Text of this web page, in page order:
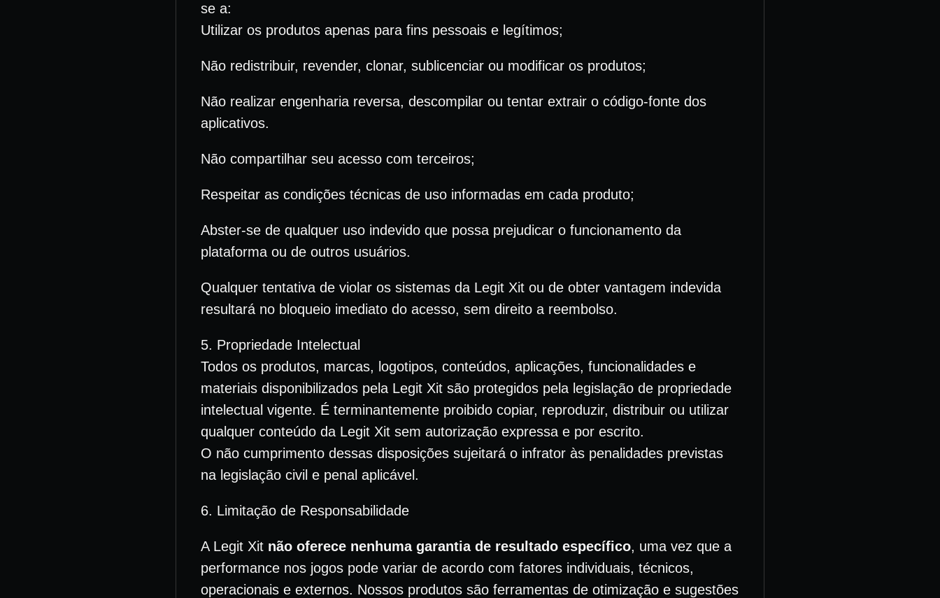
se a:
Utilizar os produtos apenas para fins pessoais e legítimos;
Não redistribuir, revender, clonar, sublicenciar ou modificar os produtos;
Não realizar engenharia reversa, descompilar ou tentar extrair o código-fonte dos
aplicativos.
Não compartilhar seu acesso com terceiros;
Respeitar as condições técnicas de uso informadas em cada produto;
Abster-se de qualquer uso indevido que possa prejudicar o funcionamento da
plataforma ou de outros usuários.
Qualquer tentativa de violar os sistemas da Legit Xit ou de obter vantagem indevida
resultará no bloqueio imediato do acesso, sem direito a reembolso.
5. Propriedade Intelectual
Todos os produtos, marcas, logotipos, conteúdos, aplicações, funcionalidades e
materiais disponibilizados pela Legit Xit são protegidos pela legislação de propriedade
intelectual vigente. É terminantemente proibido copiar, reproduzir, distribuir ou utilizar
qualquer conteúdo da Legit Xit sem autorização expressa e por escrito.
O não cumprimento dessas disposições sujeitará o infrator às penalidades previstas
na legislação civil e penal aplicável.
6. Limitação de Responsabilidade
A Legit Xit não oferece nenhuma garantia de resultado específico, uma vez que a
performance nos jogos pode variar de acordo com fatores individuais, técnicos,
operacionais e externos. Nossos produtos são ferramentas de otimização e sugestões